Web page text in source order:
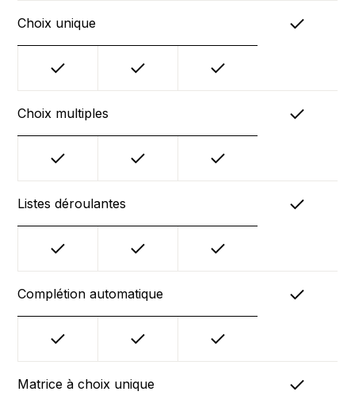
Choix unique
Choix multiples
Listes déroulantes
Complétion automatique
Matrice à choix unique